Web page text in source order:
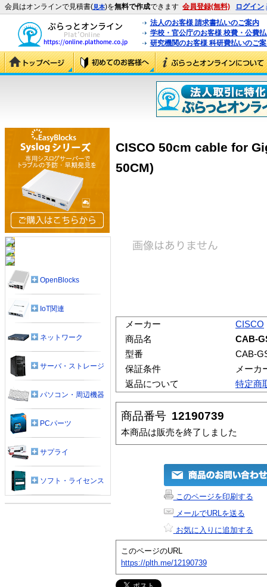
会員はオンラインで見積書(見本)を無料で作成できます 会員登録(無料) ログイン
法人のお客様 請求書払いのご案内
学校・官公庁のお客様 校費・公費
研究機関のお客様 科研費払いのご
CISCO 50cm cable for
50CM)
メーカー
CISCO
商品名
CAB-
型番
CAB-
保証条件
メーカ
返品について
特定商
商品番号 12190739
本商品は販売を終了しました
このページを印刷する
メールでURLを送る
お気に入りに追加する
このページのURL
https://plth.me/12190739
OpenBlocks
IoT関連
ネットワーク
サーバ・ストレージ
パソコン・周辺機器
PCパーツ
サプライ
ソフト・ライセンス